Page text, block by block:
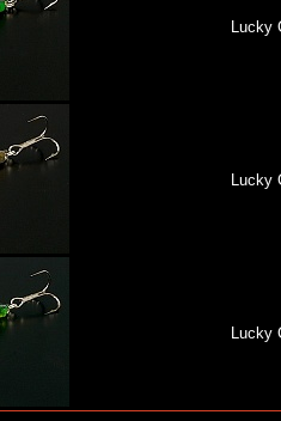
Lucky
Lucky
Lucky